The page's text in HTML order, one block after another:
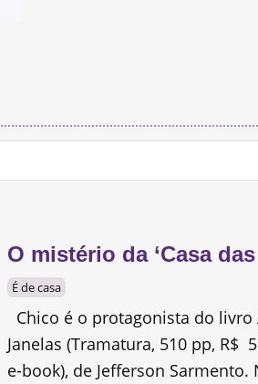
O mistério da ‘Casa das
É de casa
Chico é o protagonista do livro
Janelas (Tramatura, 510 pp, R$
e-book), de Jefferson Sarmento.